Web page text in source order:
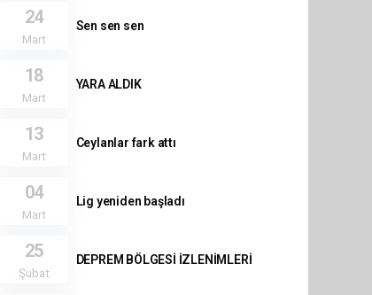
24
Mart
Sen sen sen
18
Mart
YARA ALDIK
13
Mart
Ceylanlar fark attı
04
Mart
Lig yeniden başladı
25
Şubat
DEPREM BÖLGESİ İZLENİMLERİ